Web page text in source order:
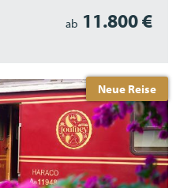
ab 11.800 €
Neue Reise